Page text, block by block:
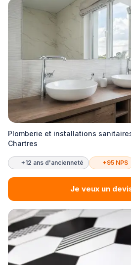
Plomberie et installations
Chartres
+12 ans d'ancienneté +95 NPS
Je veux un